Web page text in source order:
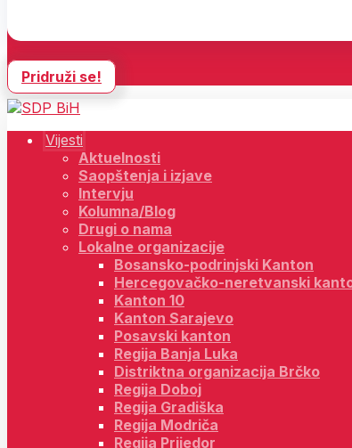
Pridruži se!
Vijesti
Aktuelnosti
Saopštenja i izjave
Intervju
Kolumna/Blog
Drugi o nama
Lokalne organizacije
Bosansko-podrinjski Kanton
Hercegovačko-neretvanski
Kanton 10
Kanton Sarajevo
Posavski kanton
Regija Banja Luka
Distriktna organizacija Brčko
Regija Doboj
Regija Gradiška
Regija Modriča
Regija Prijedor